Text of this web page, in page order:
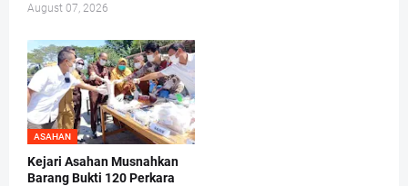
August 07, 2026
ASAHAN
Kejari Asahan Musnahkan
Barang Bukti 120 Perkara